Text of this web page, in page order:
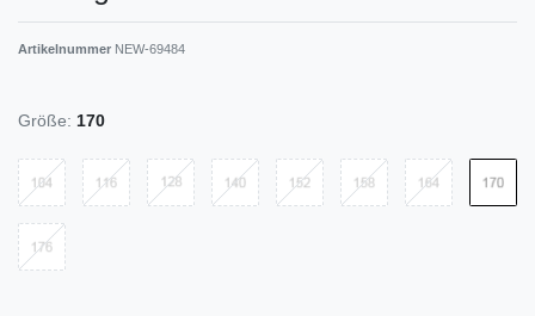
Artikelnummer NEW-69484
Größe: 170